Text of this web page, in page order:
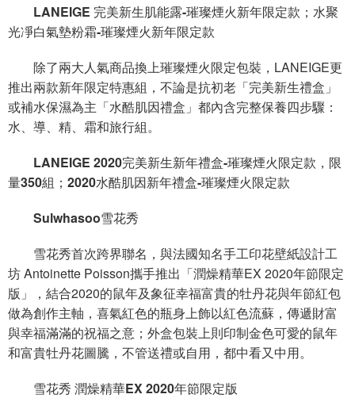
LANEIGE 完美新生肌能露-璀璨煙火新年限定款；水聚
光凈白氣墊粉霜-璀璨煙火新年限定款
除了兩大人氣商品換上璀璨煙火限定包裝，LANEIGE更
推出兩款新年限定特惠組，不論是抗初老「完美新生禮盒」
或補水保濕為主「水酷肌因禮盒」都內含完整保養四步驟：
水、導、精、霜和旅行組。
LANEIGE 2020完美新生新年禮盒-璀璨煙火限定款，限
量350組；2020水酷肌因新年禮盒-璀璨煙火限定款
Sulwhasoo雪花秀
雪花秀首次跨界聯名，與法國知名手工印花壁紙設計工
坊 Antoinette Poisson攜手推出「潤燥精華EX 2020年節限定
版」，結合2020的鼠年及象征幸福富貴的牡丹花與年節紅包
做為創作主軸，喜氣紅色的瓶身上飾以紅色流蘇，傳遞財富
與幸福滿滿的祝福之意；外盒包裝上則印制金色可愛的鼠年
和富貴牡丹花圖騰，不管送禮或自用，都中看又中用。
雪花秀 潤燥精華EX 2020年節限定版